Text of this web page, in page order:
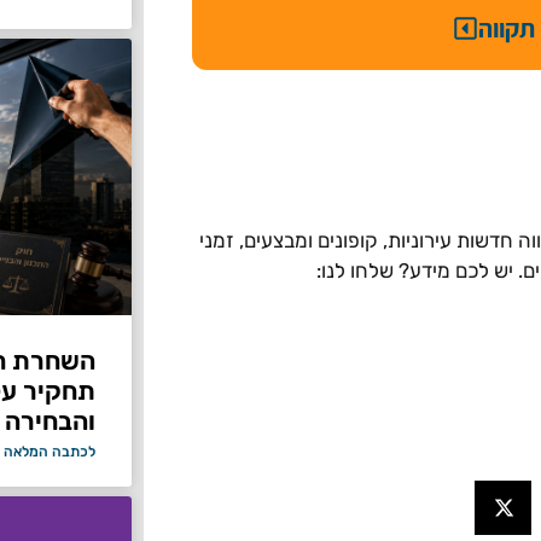
עירוניות, קופונים ומבצעים, זמני
יש לכם מידע? שלחו לנו:
תחקיר
לכתבה המלאה